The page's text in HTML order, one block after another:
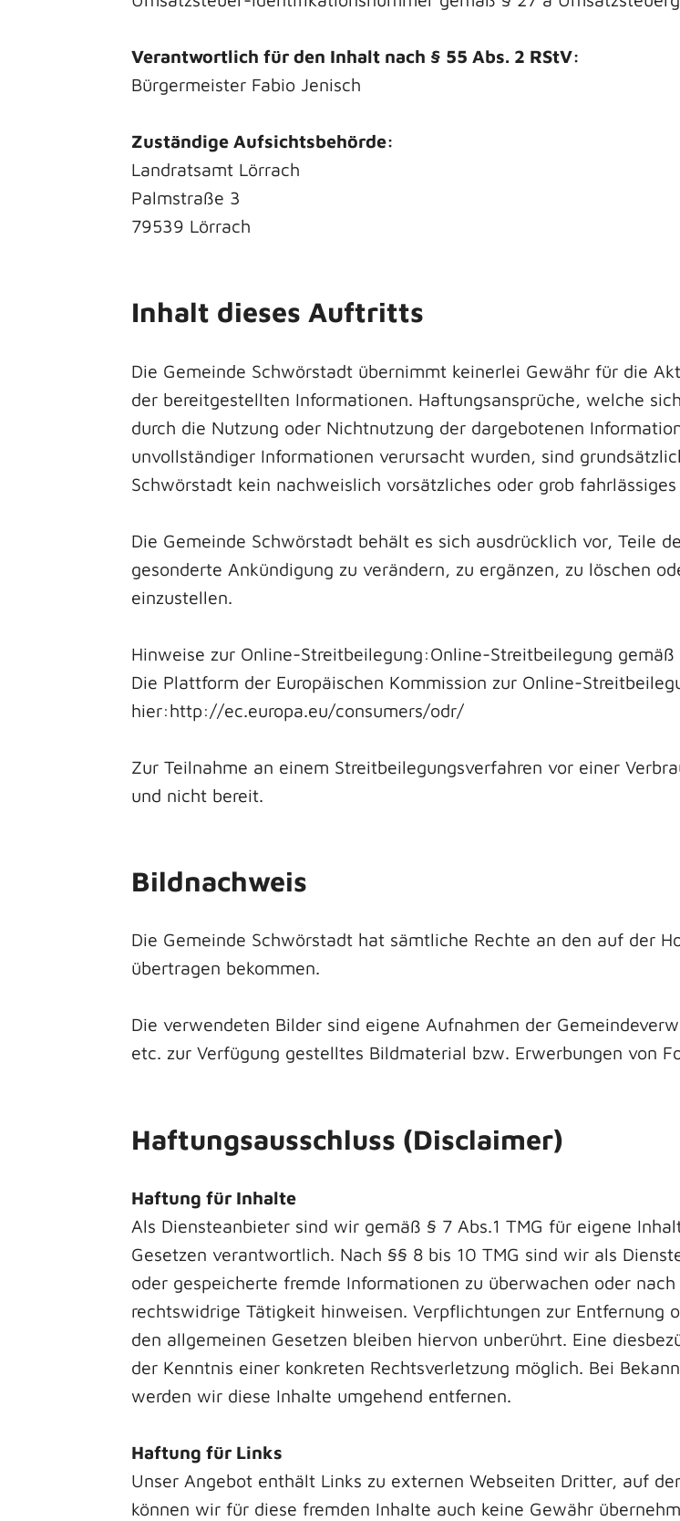
Verantwortlich für den Inhalt nach § 55 Abs. 2 RStV:
Bürgermeister Fabio Jenisch
Zuständige Aufsichtsbehörde:
Landratsamt Lörrach
Palmstraße 3
79539 Lörrach
Inhalt dieses Auftritts
Die Gemeinde Schwörstadt übernimmt keinerlei Gewähr für die
der bereitgestellten Informationen. Haftungsansprüche, welche
durch die Nutzung oder Nichtnutzung der dargebotenen
unvollständiger Informationen verursacht wurden, sind
Schwörstadt kein nachweislich vorsätzliches oder grob
Die Gemeinde Schwörstadt behält es sich ausdrücklich vor, Teile
gesonderte Ankündigung zu verändern, zu ergänzen, zu löschen
einzustellen.
Hinweise zur Online-Streitbeilegung:Online-Streitbeilegung gemäß
Die Plattform der Europäischen Kommission zur Online-
hier:http://ec.europa.eu/consumers/odr/
Zur Teilnahme an einem Streitbeilegungsverfahren vor einer
und nicht bereit.
Bildnachweis
Die Gemeinde Schwörstadt hat sämtliche Rechte an den auf der
übertragen bekommen.
Die verwendeten Bilder sind eigene Aufnahmen der
etc. zur Verfügung gestelltes Bildmaterial bzw. Erwerbungen von
Haftungsausschluss (Disclaimer)
Haftung für Inhalte
Als Diensteanbieter sind wir gemäß § 7 Abs.1 TMG für eigene
Gesetzen verantwortlich. Nach §§ 8 bis 10 TMG sind wir als
oder gespeicherte fremde Informationen zu überwachen oder
rechtswidrige Tätigkeit hinweisen. Verpflichtungen zur Entfernung
den allgemeinen Gesetzen bleiben hiervon unberührt. Eine
der Kenntnis einer konkreten Rechtsverletzung möglich. Bei
werden wir diese Inhalte umgehend entfernen.
Haftung für Links
Unser Angebot enthält Links zu externen Webseiten Dritter, auf
können wir für diese fremden Inhalte auch keine Gewähr